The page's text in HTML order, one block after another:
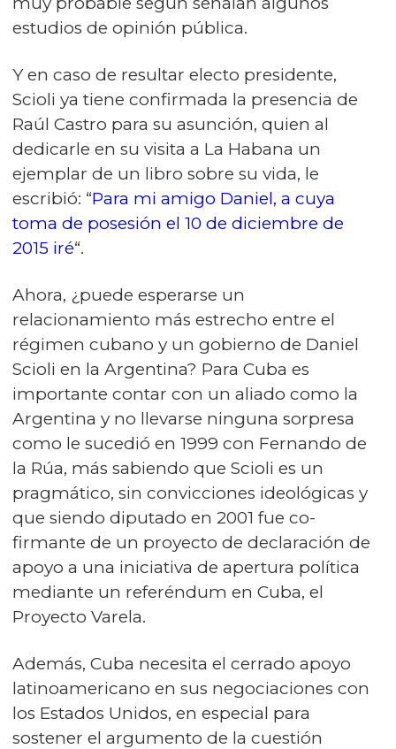
estudios de opinión pública.
Y en caso de resultar electo presidente,
Scioli ya tiene confirmada la presencia de
Raúl Castro para su asunción, quien al
dedicarle en su visita a La Habana un
ejemplar de un libro sobre su vida, le
escribió: “Para mi amigo Daniel, a cuya
toma de posesión el 10 de diciembre de
2015 iré“.
Ahora, ¿puede esperarse un
relacionamiento más estrecho entre el
régimen cubano y un gobierno de Daniel
Scioli en la Argentina? Para Cuba es
importante contar con un aliado como la
Argentina y no llevarse ninguna sorpresa
como le sucedió en 1999 con Fernando de
la Rúa, más sabiendo que Scioli es un
pragmático, sin convicciones ideológicas y
que siendo diputado en 2001 fue co-
firmante de un proyecto de declaración de
apoyo a una iniciativa de apertura política
mediante un referéndum en Cuba, el
Proyecto Varela.
Además, Cuba necesita el cerrado apoyo
latinoamericano en sus negociaciones con
los Estados Unidos, en especial para
sostener el argumento de la cuestión